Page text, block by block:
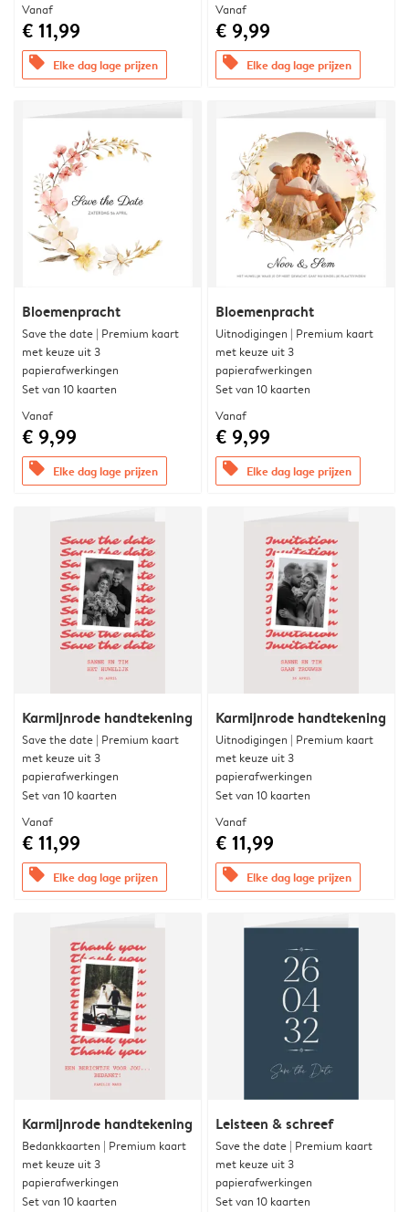
Vanaf
€ 11,99
offers Elke dag lage prijzen
Vanaf
€ 9,99
offers Elke dag lage prijzen
Bloemenpracht
Save the date | Premium kaart
met keuze uit 3
papierafwerkingen
Set van 10 kaarten
Vanaf
€ 9,99
offers Elke dag lage prijzen
Bloemenpracht
Uitnodigingen | Premium kaart
met keuze uit 3
papierafwerkingen
Set van 10 kaarten
Vanaf
€ 9,99
offers Elke dag lage prijzen
Karmijnrode handtekening
Save the date | Premium kaart
met keuze uit 3
papierafwerkingen
Set van 10 kaarten
Vanaf
€ 11,99
offers Elke dag lage prijzen
Karmijnrode handtekening
Uitnodigingen | Premium kaart
met keuze uit 3
papierafwerkingen
Set van 10 kaarten
Vanaf
€ 11,99
offers Elke dag lage prijzen
Karmijnrode handtekening
Bedankkaarten | Premium kaart
met keuze uit 3
papierafwerkingen
Set van 10 kaarten
Leisteen & schreef
Save the date | Premium kaart
met keuze uit 3
papierafwerkingen
Set van 10 kaarten